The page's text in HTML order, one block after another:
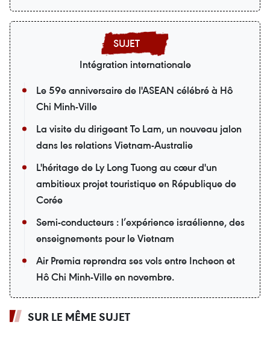
Intégration internationale
Le 59e anniversaire de l'ASEAN célébré à Hô
Chi Minh-Ville
La visite du dirigeant To Lam, un nouveau jalon
dans les relations Vietnam-Australie
L'héritage de Ly Long Tuong au cœur d'un
ambitieux projet touristique en République de
Corée
Semi-conducteurs : l’expérience israélienne, des
enseignements pour le Vietnam
Air Premia reprendra ses vols entre Incheon et
Hô Chi Minh-Ville en novembre.
SUR LE MÊME SUJET